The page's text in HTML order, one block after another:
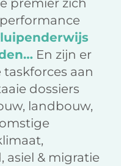
En zijn er
aan
dossiers
landbouw,
asiel & migratie